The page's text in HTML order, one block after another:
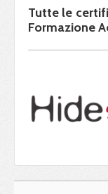
Tutte le
Formazione